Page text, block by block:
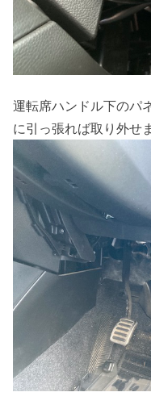
運転席ハンドル下のパ
に引っ張れば取り外せ